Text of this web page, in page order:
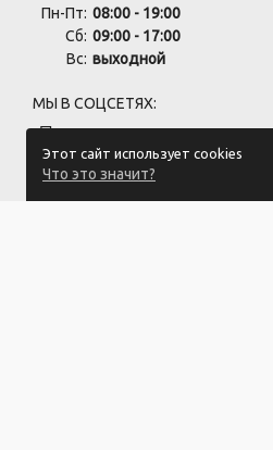
Этот сайт использует cookies
Что это значит?
Пн-Пт: 08:00 - 19:00
Сб: 09:00 - 17:00
Вс: выходной
МЫ В СОЦСЕТЯХ:
ПОДПИСАТЬСЯ НА РАССЫЛКУ